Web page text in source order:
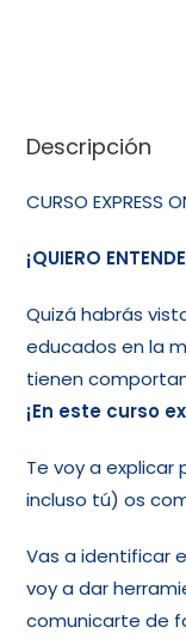
Descripción
CURSO EXPRESS
¡QUIERO
Quizá habrás
educados en la
tienen
¡En este curso
Te voy a
incluso tú) os
Vas a identificar
voy a dar
comunicarte de